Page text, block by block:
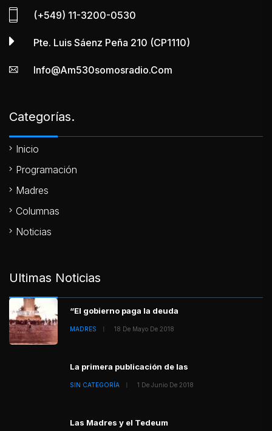
(+549) 11-3200-0530
Pte. Luis Sáenz Peña 210 (CP1110)
Info@am530somosradio.com
Categorías.
Inicio
Programación
Madres
Columnas
Noticias
Ultimas Noticias
“El gobierno paga la deuda
MADRES 18 De Mayo De 2018
La primera publicación de las
SIN CATEGORÍA 1 De Junio De 2018
Las Madres y el Tedeum